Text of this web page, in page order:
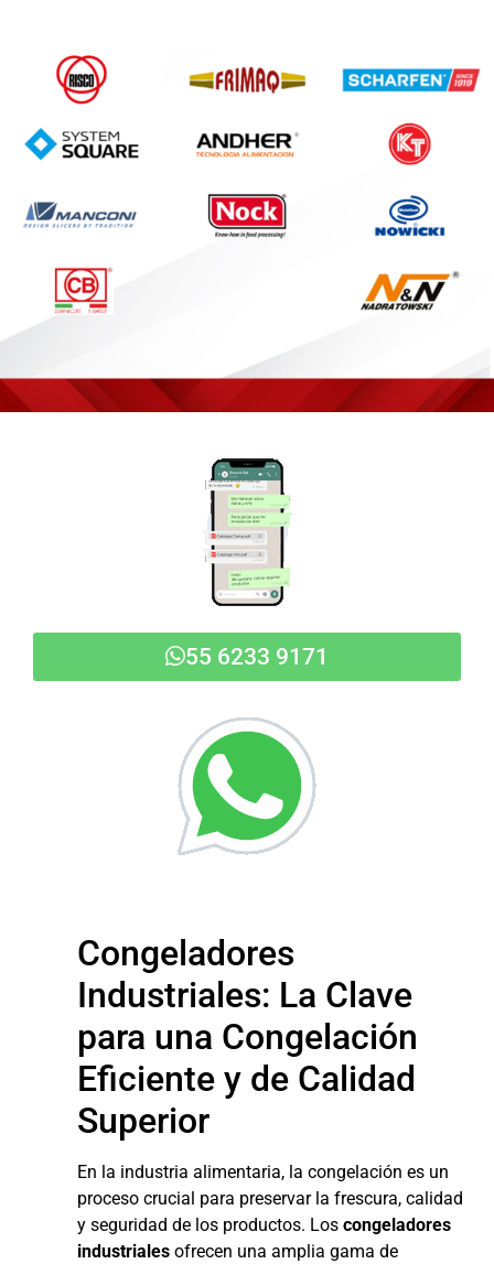
55 6233 9171
Congeladores
Industriales: La Clave
para una Congelación
Eficiente y de Calidad
Superior
En la industria alimentaria, la congelación es un
proceso crucial para preservar la frescura, calidad
y seguridad de los productos. Los congeladores
industriales ofrecen una amplia gama de